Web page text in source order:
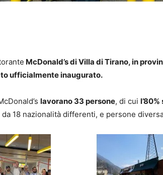
McDonald’s di Villa di Tirano, in
ufficialmente inaugurato.
lavorano 33 persone, di cui
18 nazionalità differenti, e persone